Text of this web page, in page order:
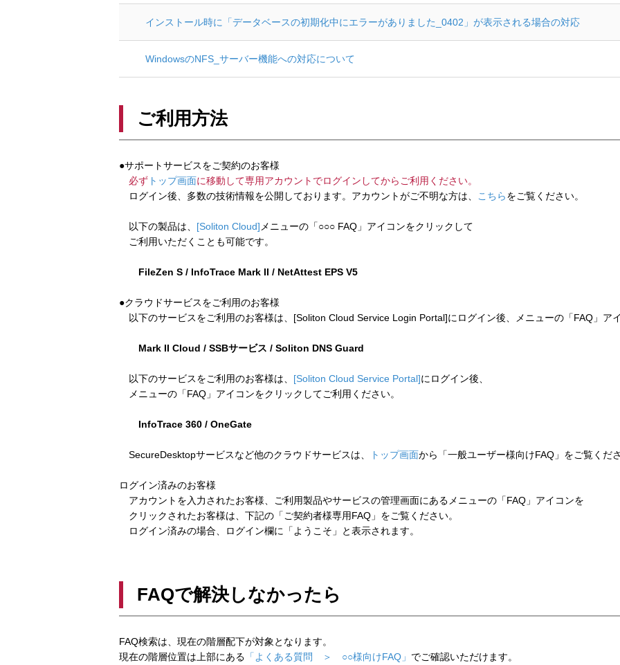
インストール時に「データベースの初期化中にエラーがありました_0402」が表示される場合の対応
WindowsのNFS_サーバー機能への対応について
ご利用方法
●サポートサービスをご契約のお客様
必ず トップ画面に移動して専用アカウントでログインしてからご利用ください。
ログイン後、多数の技術情報を公開しております。アカウントがご不明な方は、
こちらをご覧ください。
以下の製品は、 [Soliton Cloud] メニューの「○○○ FAQ」アイコンをクリックして
ご利用いただくことも可能です。
FileZen S / InfoTrace Mark II / NetAttest EPS V5
●クラウドサービスをご利用のお客様
以下のサービスをご利用のお客様は、[Soliton Cloud Service Login Portal]にログイン後、メニューの「FAQ」ア
Mark II Cloud / SSBサービス / Soliton DNS Guard
以下のサービスをご利用のお客様は、 [Soliton Cloud Service Portal]にログイン後、
メニューの「FAQ」アイコンをクリックしてご利用ください。
InfoTrace 360 / OneGate
SecureDesktopサービスなど他のクラウドサービスは、 トップ画面から「一般ユーザー様向けFAQ」をご覧くださ
ログイン済みのお客様
アカウントを入力されたお客様、ご利用製品やサービスの管理画面にあるメニューの「FAQ」アイコンを
クリックされたお客様は、下記の「ご契約者様専用FAQ」をご覧ください。
ログイン済みの場合、ログイン欄に「ようこそ」と表示されます。
FAQで解決しなかったら
FAQ検索は、現在の階層配下が対象となります。
現在の階層位置は上部にある 「よくある質問 ＞ ○○様向けFAQ」 でご確認いただけます。